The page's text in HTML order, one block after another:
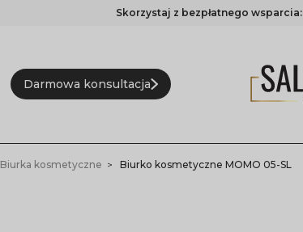
Skorzystaj z bezpłatnego wsparcia:
Darmowa konsultacja
Biurka kosmetyczne Biurko kosmetyczne MOMO 05-SL